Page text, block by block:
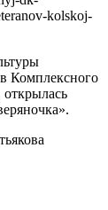
kolskoj-
Комплексного
открылась